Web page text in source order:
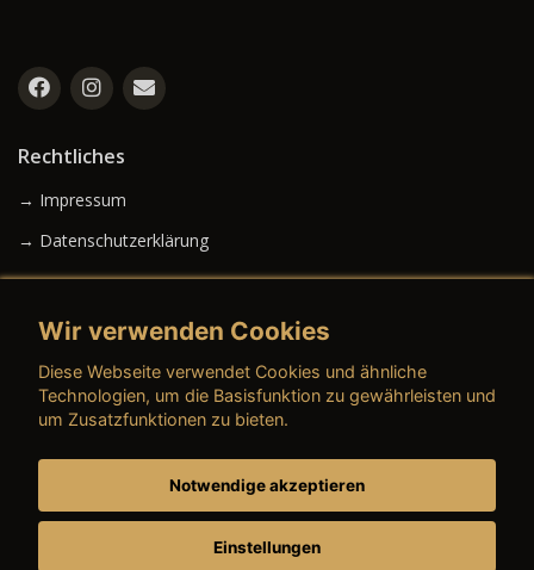
Rechtliches
→ Impressum
→ Datenschutzerklärung
→ AGB (Gebrauchtwagen)
→ AGB (Teile & Zubehör)
→ AGB (Dienstleistungen)
Wir verwenden Cookies
Diese Webseite verwendet Cookies und ähnliche
Technologien, um die Basisfunktion zu gewährleisten und
um Zusatzfunktionen zu bieten.
Notwendige akzeptieren
Einstellungen